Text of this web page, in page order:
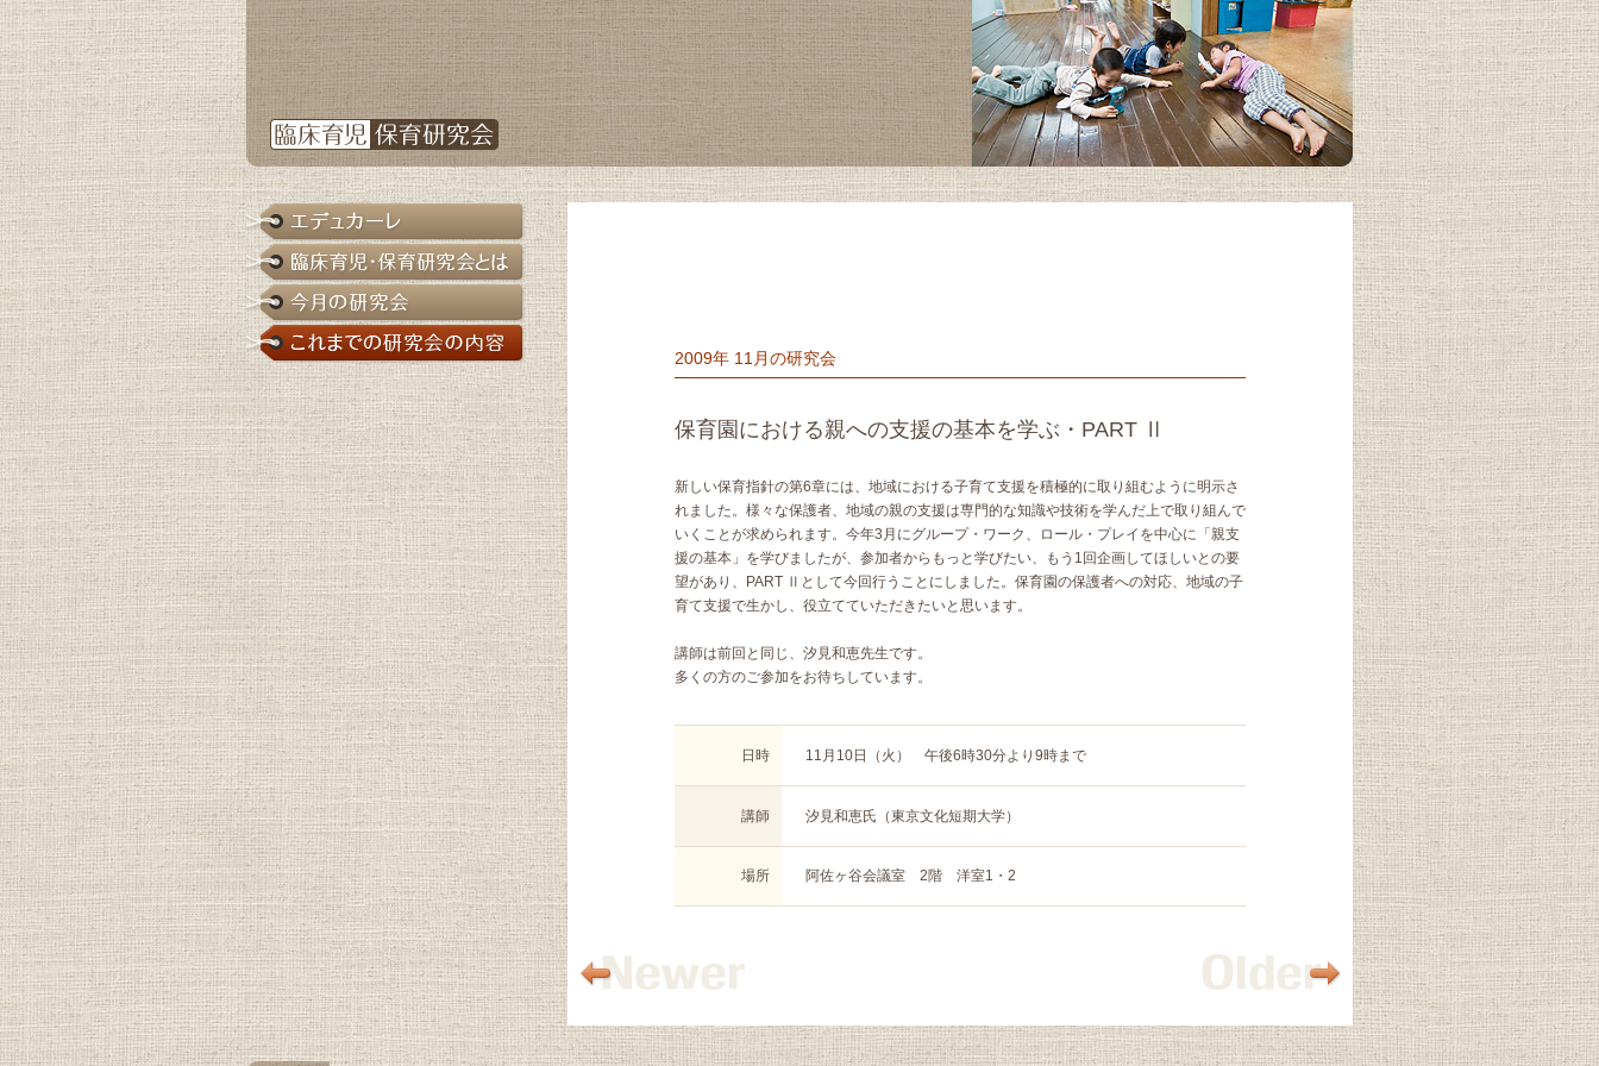
2009年 11月の研究会
保育園における親への支援の基本を学ぶ・PART Ⅱ
新しい保育指針の第6章には、地域における子育て支援を積極的に取り組むように明示さ
れました。様々な保護者、地域の親の支援は専門的な知識や技術を学んだ上で取り組んで
いくことが求められます。今年3月にグループ・ワーク、ロール・プレイを中心に「親支
援の基本」を学びましたが、参加者からもっと学びたい、もう1回企画してほしいとの要
望があり、PART Ⅱとして今回行うことにしました。保育園の保護者への対応、地域の子
育て支援で生かし、役立てていただきたいと思います。
講師は前回と同じ、汐見和恵先生です。
多くの方のご参加をお待ちしています。
日時 11月10日（火） 午後6時30分より9時まで
講師 汐見和恵氏（東京文化短期大学）
場所 阿佐ヶ谷会議室 2階 洋室1・2